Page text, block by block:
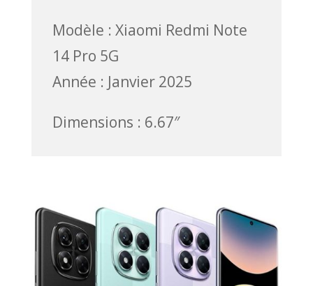
Modèle : Xiaomi Redmi Note
14 Pro 5G
Année : Janvier 2025
Dimensions : 6.67″